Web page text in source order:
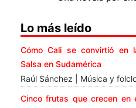
Lo más leído
Cómo Cali se convirtió en
Salsa en Sudamérica
Raúl Sánchez | Música y
Cinco frutas que crecen en